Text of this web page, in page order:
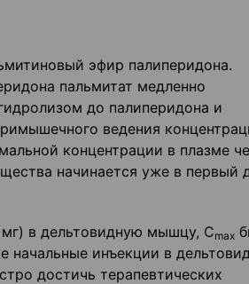
эфир палиперидона.
пальмитат медленно
до палиперидона и
ведения
концентрации в плазме
начинается уже в первый
в дельтовидную мышцу, Сmах
инъекции в
достичь терапевтических